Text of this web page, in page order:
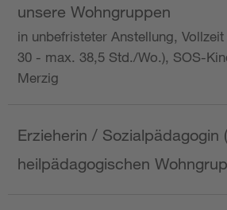
unsere Wohngruppen
in unbefristeter Anstellung,
30 - max. 38,5 Std./Wo.), SOS-
Merzig
Erzieherin / Sozialpädagogin
heilpädagogischen